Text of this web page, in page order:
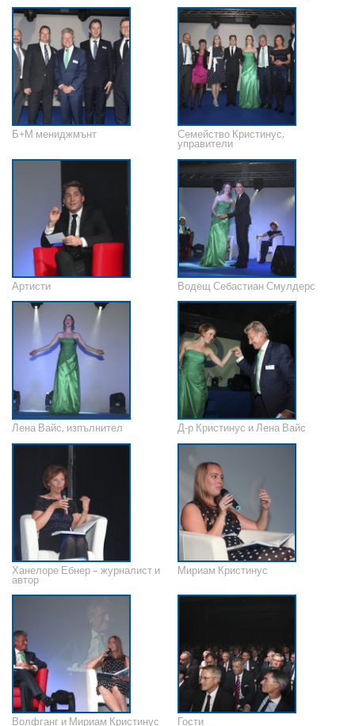
Б+М мениджмънт Семейство Кристинус,
управители
Артисти Водещ Себастиан Смулдерс
Лена Вайс, изпълнител Д-р Кристинус и Лена Вайс
Ханелоре Ебнер – журналист и
автор
Мириам Кристинус
Волфганг и Мириам Кристинус Гости